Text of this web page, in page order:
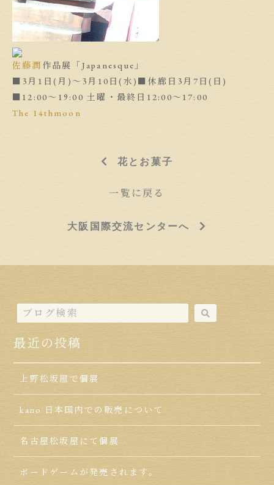
佐藤潤 作品展「Japanesque」
■3月1日(月)〜3月10日(水)■休廊日3月7日(日)
■12:00〜19:00 土曜・最終日12:00〜17:00
The 14thmoon
花とお菓子
一覧に戻る
大阪国際交流センターへ
最近の投稿
上野松坂屋で個展
kano 日本国内での販売について
名古屋松坂屋にて個展
ボードゲームが発売されます。